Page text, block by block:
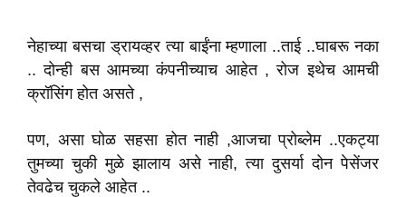
नेहाच्या बसचा ड्रायव्हर त्या बाईंना म्हणाला ..ताई ..घाबरू नका
.. दोन्ही बस आमच्या कंपनीच्याच आहेत , रोज इथेच आमची
क्रॉसिंग होत असते ,
पण, असा घोळ सहसा होत नाही ,आजचा प्रोब्लेम ..एकट्या
तुमच्या चुकी मुळे झालाय असे नाही, त्या दुसर्या दोन पेसेंजर
तेवढेच चुकले आहेत ..